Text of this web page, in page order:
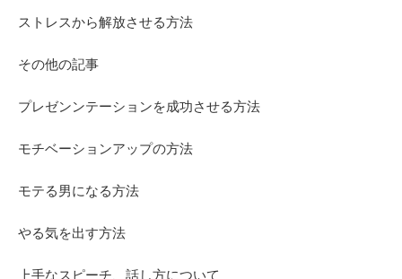
ストレスから解放させる方法
その他の記事
プレゼンンテーションを成功させる方法
モチベーションアップの方法
モテる男になる方法
やる気を出す方法
上手なスピーチ、話し方について